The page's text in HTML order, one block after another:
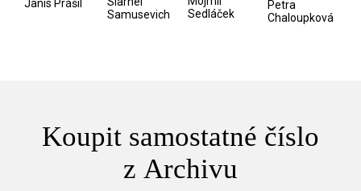
Janis Prášil
Samusevich
Sedláček
manosféry
Petra
Chaloupková
Koupit samostatné číslo
z Archivu